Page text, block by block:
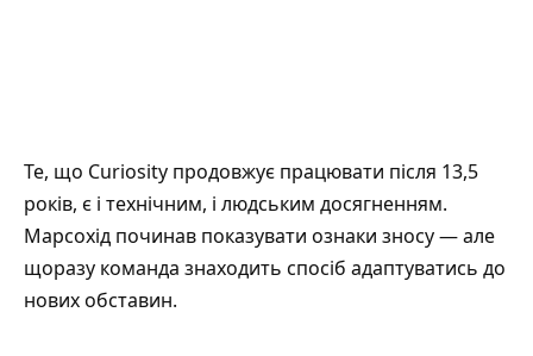
Те, що Curiosity продовжує працювати після 13,5
років, є і технічним, і людським досягненням.
Марсохід починав показувати ознаки зносу — але
щоразу команда знаходить спосіб адаптуватись до
нових обставин.